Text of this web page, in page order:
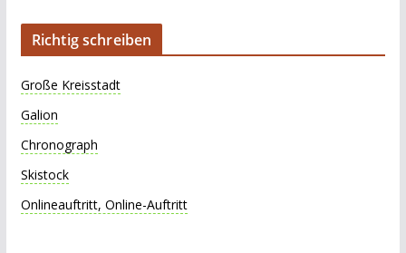
Richtig schreiben
Große Kreisstadt
Galion
Chronograph
Skistock
Onlineauftritt, Online-Auftritt